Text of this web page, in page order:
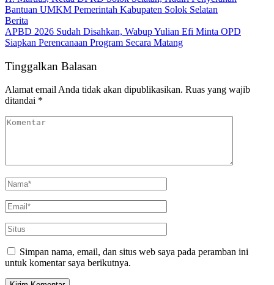
Bantuan UMKM Pemerintah Kabupaten Solok Selatan
Berita
APBD 2026 Sudah Disahkan, Wabup Yulian Efi Minta OPD
Siapkan Perencanaan Program Secara Matang
Tinggalkan Balasan
Alamat email Anda tidak akan dipublikasikan. Ruas yang wajib
ditandai *
Simpan nama, email, dan situs web saya pada peramban ini
untuk komentar saya berikutnya.